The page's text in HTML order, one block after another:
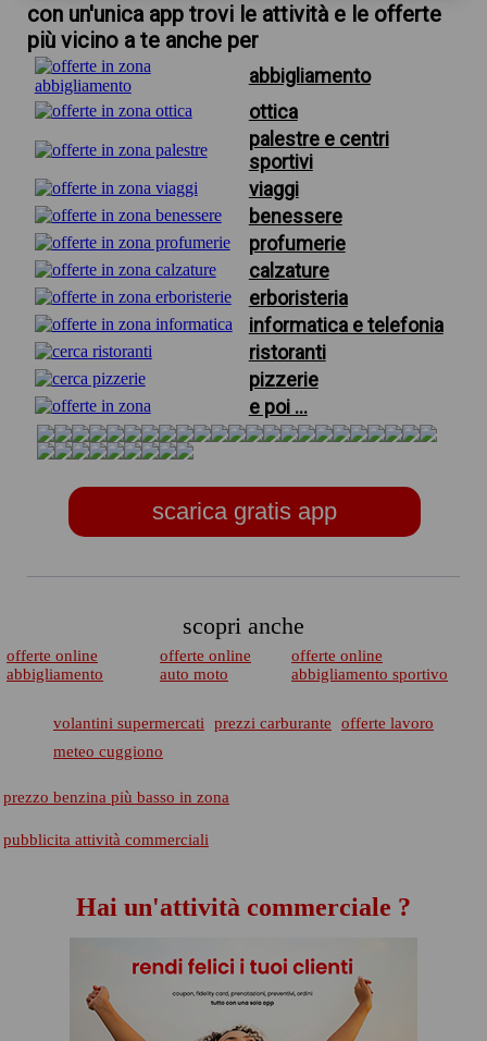
con un'unica app trovi le attività e le offerte
più vicino a te anche per
abbigliamento
ottica
palestre e centri
sportivi
viaggi
benessere
profumerie
calzature
erboristeria
informatica e telefonia
ristoranti
pizzerie
e poi ...
scarica gratis app
scopri anche
offerte online
abbigliamento
offerte online
auto moto
offerte online
abbigliamento sportivo
volantini supermercati prezzi carburante
offerte lavoro
meteo cuggiono
prezzo benzina più basso in zona
pubblicita attività commerciali
Hai un'attività commerciale ?